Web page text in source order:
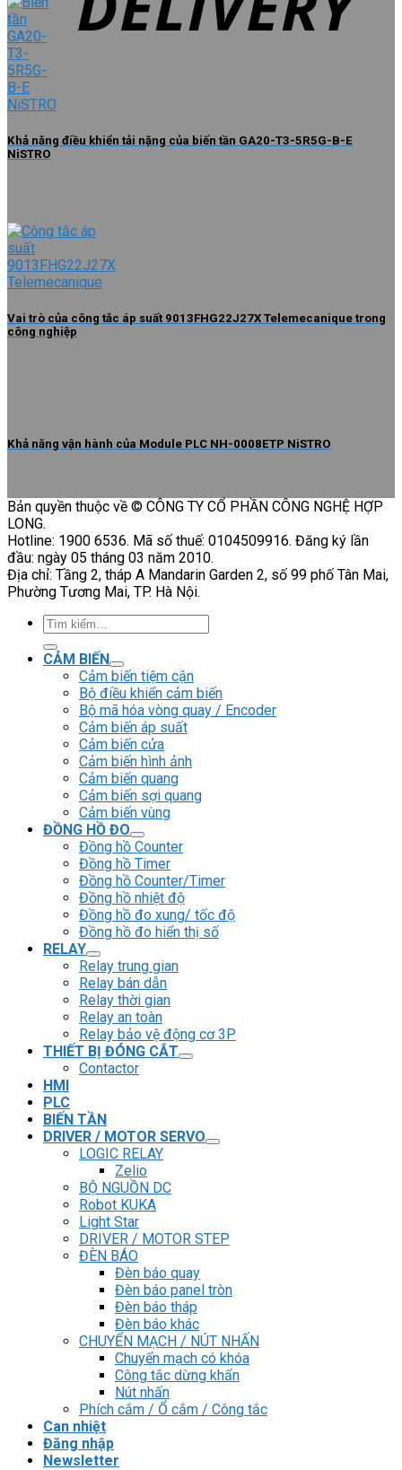
Khả năng điều khiển tải nặng của biến tần GA20-T3-5R5G-B-E
NiSTRO
Vai trò của công tắc áp suất 9013FHG22J27X Telemecanique trong
công nghiệp
Khả năng vận hành của Module PLC NH-0008ETP NiSTRO
Bản quyền thuộc về © CÔNG TY CỔ PHẦN CÔNG NGHỆ HỢP
LONG.
Hotline: 1900 6536. Mã số thuế: 0104509916. Đăng ký lần
đầu: ngày 05 tháng 03 năm 2010.
Địa chỉ: Tầng 2, tháp A Mandarin Garden 2, số 99 phố Tân Mai,
Phường Tương Mai, TP. Hà Nội.
Tìm
kiếm:
CẢM BIẾN
Cảm biến tiệm cận
Bộ điều khiển cảm biến
Bộ mã hóa vòng quay / Encoder
Cảm biến áp suất
Cảm biến cửa
Cảm biến hình ảnh
Cảm biến quang
Cảm biến sợi quang
Cảm biến vùng
ĐỒNG HỒ ĐO
Đồng hồ Counter
Đồng hồ Timer
Đồng hồ Counter/Timer
Đồng hồ nhiệt độ
Đồng hồ đo xung/ tốc độ
Đồng hồ đo hiển thị số
RELAY
Relay trung gian
Relay bán dẫn
Relay thời gian
Relay an toàn
Relay bảo vệ động cơ 3P
THIẾT BỊ ĐÓNG CẮT
Contactor
HMI
PLC
BIẾN TẦN
DRIVER / MOTOR SERVO
LOGIC RELAY
Zelio
BỘ NGUỒN DC
Robot KUKA
Light Star
DRIVER / MOTOR STEP
ĐÈN BÁO
Đèn báo quay
Đèn báo panel tròn
Đèn báo tháp
Đèn báo khác
CHUYỂN MẠCH / NÚT NHẤN
Chuyển mạch có khóa
Công tắc dừng khẩn
Nút nhấn
Phích cắm / Ổ cắm / Công tắc
Can nhiệt
Đăng nhập
Newsletter